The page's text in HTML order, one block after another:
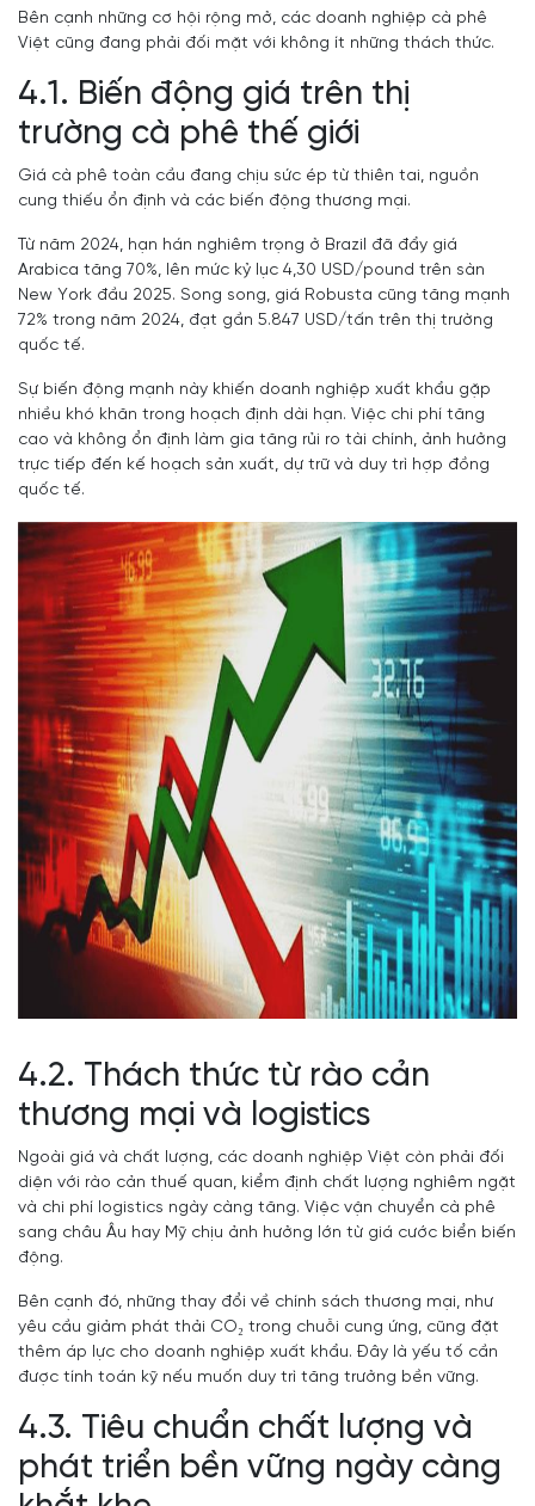
Bên cạnh những cơ hội rộng mở, các doanh nghiệp cà phê
Việt cũng đang phải đối mặt với không ít những thách thức.
4.1. Biến động giá trên thị
trường cà phê thế giới
Giá cà phê toàn cầu đang chịu sức ép từ thiên tai, nguồn
cung thiếu ổn định và các biến động thương mại.
Từ năm 2024, hạn hán nghiêm trọng ở Brazil đã đẩy giá
Arabica tăng 70%, lên mức kỷ lục 4,30 USD/pound trên sàn
New York đầu 2025. Song song, giá Robusta cũng tăng mạnh
72% trong năm 2024, đạt gần 5.847 USD/tấn trên thị trường
quốc tế.
Sự biến động mạnh này khiến doanh nghiệp xuất khẩu gặp
nhiều khó khăn trong hoạch định dài hạn. Việc chi phí tăng
cao và không ổn định làm gia tăng rủi ro tài chính, ảnh hưởng
trực tiếp đến kế hoạch sản xuất, dự trữ và duy trì hợp đồng
quốc tế.
4.2. Thách thức từ rào cản
thương mại và logistics
Ngoài giá và chất lượng, các doanh nghiệp Việt còn phải đối
diện với rào cản thuế quan, kiểm định chất lượng nghiêm ngặt
và chi phí logistics ngày càng tăng. Việc vận chuyển cà phê
sang châu Âu hay Mỹ chịu ảnh hưởng lớn từ giá cước biển biến
động.
Bên cạnh đó, những thay đổi về chính sách thương mại, như
yêu cầu giảm phát thải CO₂ trong chuỗi cung ứng, cũng đặt
thêm áp lực cho doanh nghiệp xuất khẩu. Đây là yếu tố cần
được tính toán kỹ nếu muốn duy trì tăng trưởng bền vững.
4.3. Tiêu chuẩn chất lượng và
phát triển bền vững ngày càng